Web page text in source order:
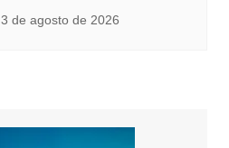
3 de agosto de 2026